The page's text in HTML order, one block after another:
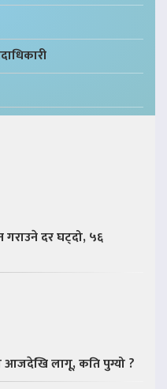
गराउने दर घट्दो, ५६
आजदेखि लागू, कति पुग्यो ?